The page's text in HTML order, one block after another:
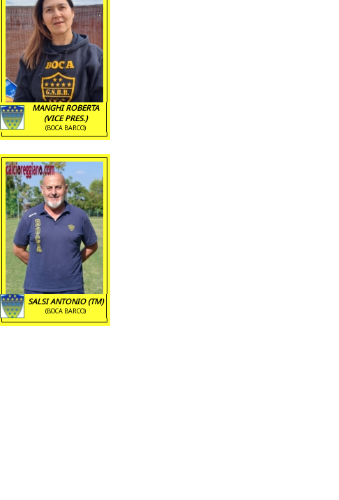
MANGHI ROBERTA
(VICE PRES.)
(BOCA BARCO)
SALSI ANTONIO (TM)
(BOCA BARCO)